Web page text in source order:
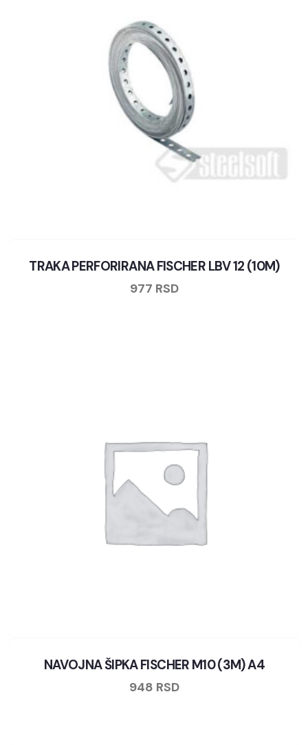
TRAKA PERFORIRANA FISCHER LBV 12 (10M)
977 RSD
NAVOJNA ŠIPKA FISCHER M10 (3M) A4
948 RSD